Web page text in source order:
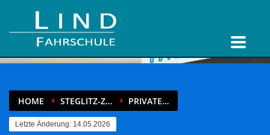
HOME STEGLITZ-Z… PRIVATE…
Letzte Änderung: 14.05.2026